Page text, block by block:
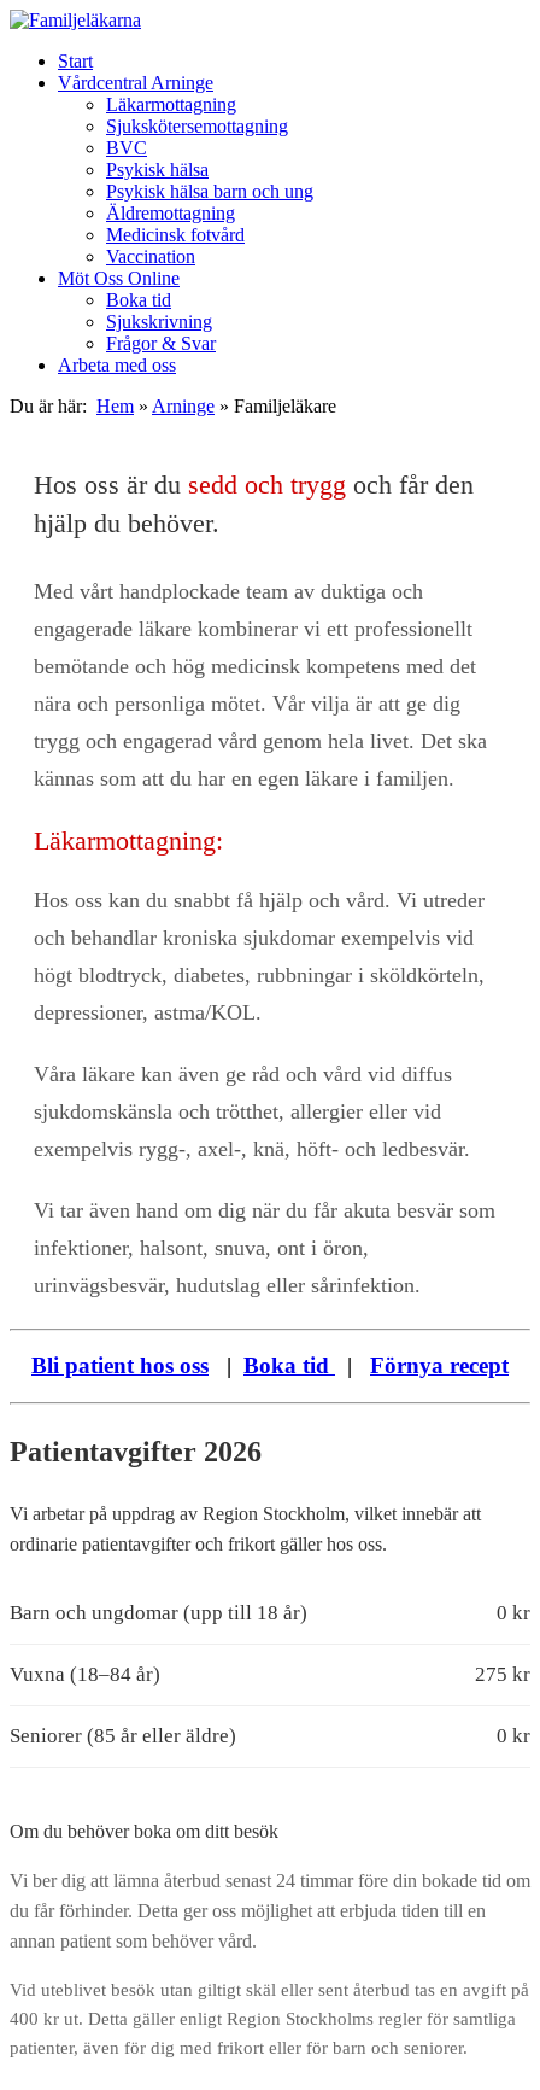
Start
Vårdcentral Arninge
Läkarmottagning
Sjukskötersemottagning
BVC
Psykisk hälsa
Psykisk hälsa barn och ung
Äldremottagning
Medicinsk fotvård
Vaccination
Möt Oss Online
Boka tid
Sjukskrivning
Frågor & Svar
Arbeta med oss
Du är här: Hem » Arninge » Familjeläkare
Hos oss är du sedd och trygg och får den
hjälp du behöver.
Med vårt handplockade team av duktiga och
engagerade läkare kombinerar vi ett professionellt
bemötande och hög medicinsk kompetens med det
nära och personliga mötet. Vår vilja är att ge dig
trygg och engagerad vård genom hela livet. Det ska
kännas som att du har en egen läkare i familjen.
Läkarmottagning:
Hos oss kan du snabbt få hjälp och vård. Vi utreder
och behandlar kroniska sjukdomar exempelvis vid
högt blodtryck, diabetes, rubbningar i sköldkörteln,
depressioner, astma/KOL.
Våra läkare kan även ge råd och vård vid diffus
sjukdomskänsla och trötthet, allergier eller vid
exempelvis rygg-, axel-, knä, höft- och ledbesvär.
Vi tar även hand om dig när du får akuta besvär som
infektioner, halsont, snuva, ont i öron,
urinvägsbesvär, hudutslag eller sårinfektion.
Bli patient hos oss | Boka tid | Förnya recept
Patientavgifter 2026
Vi arbetar på uppdrag av Region Stockholm, vilket innebär att
ordinarie patientavgifter och frikort gäller hos oss.
Barn och ungdomar (upp till 18 år) 0 kr
Vuxna (18–84 år) 275 kr
Seniorer (85 år eller äldre) 0 kr
Om du behöver boka om ditt besök
Vi ber dig att lämna återbud senast 24 timmar före din bokade tid om
du får förhinder. Detta ger oss möjlighet att erbjuda tiden till en
annan patient som behöver vård.
Vid uteblivet besök utan giltigt skäl eller sent återbud tas en avgift på
400 kr ut. Detta gäller enligt Region Stockholms regler för samtliga
patienter, även för dig med frikort eller för barn och seniorer.